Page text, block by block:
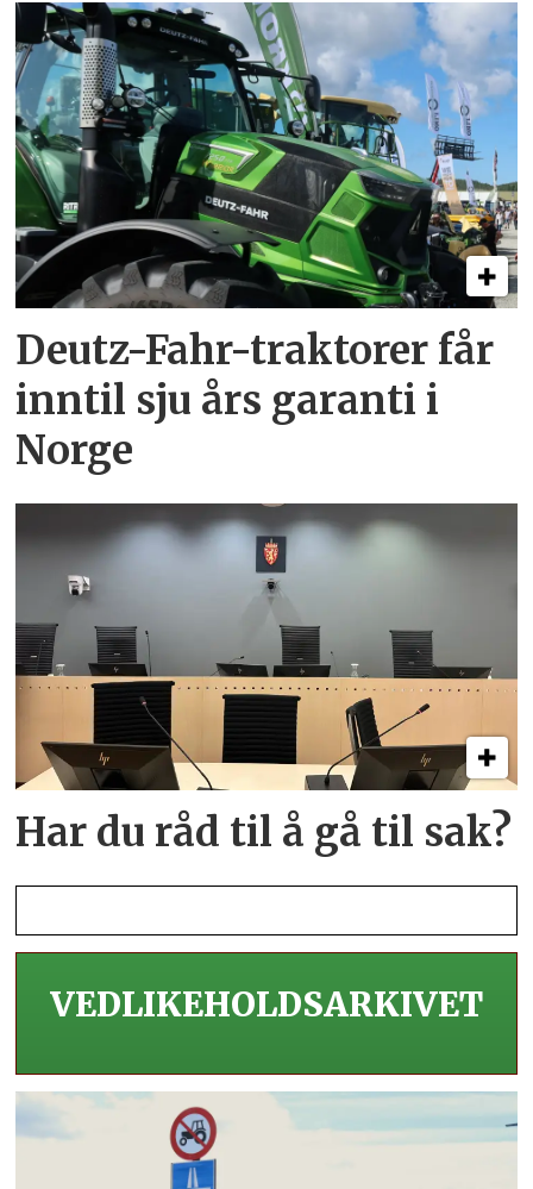
Deutz-Fahr-traktorer får
inntil sju års garanti i
Norge
Har du råd til å gå til sak?
VEDLIKEHOLDS­ARKIVET